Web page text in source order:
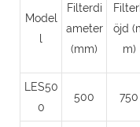
Model
l
Filterdi
ameter
(mm)
öjd
m)
LES50
0
500 750